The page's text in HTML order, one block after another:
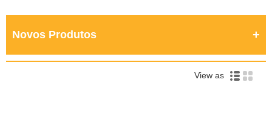
Novos Produtos
View as